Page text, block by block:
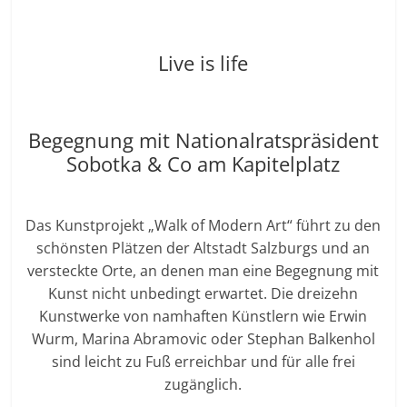
Live is life
Begegnung mit Nationalratspräsident
Sobotka & Co am Kapitelplatz
Das Kunstprojekt „Walk of Modern Art“ führt zu den
schönsten Plätzen der Altstadt Salzburgs und an
versteckte Orte, an denen man eine Begegnung mit
Kunst nicht unbedingt erwartet. Die dreizehn
Kunstwerke von namhaften Künstlern wie Erwin
Wurm, Marina Abramovic oder Stephan Balkenhol
sind leicht zu Fuß erreichbar und für alle frei
zugänglich.